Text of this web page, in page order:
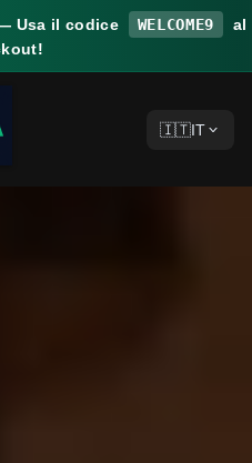
Usa il codice WELCOME9
al
🇮🇹IT